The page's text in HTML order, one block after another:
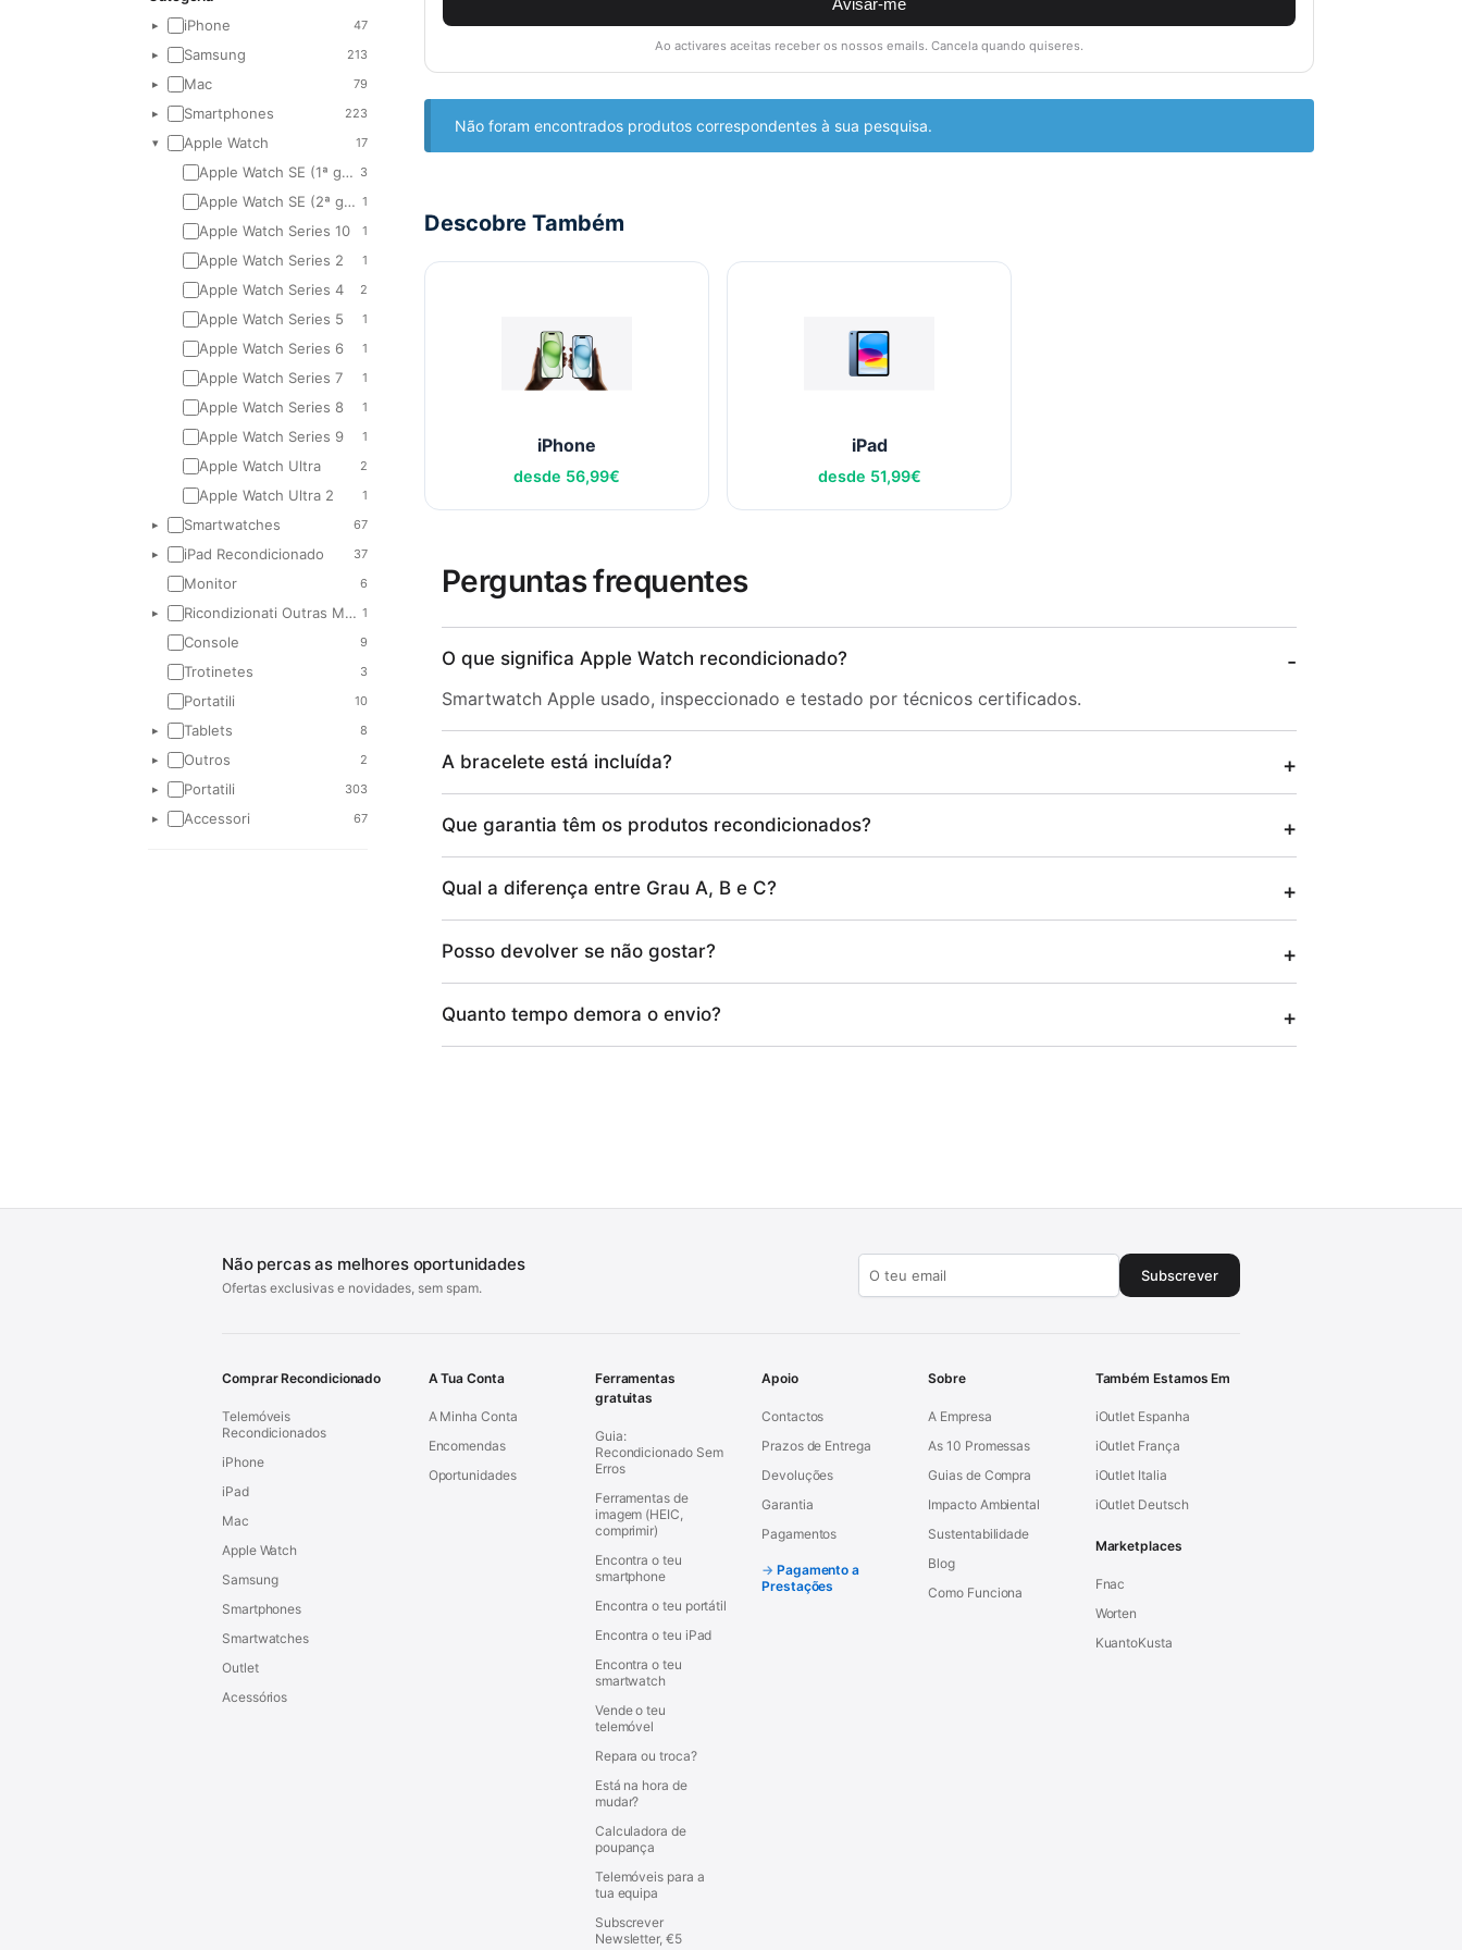
▸ iPhone 47
▸ Samsung 213
▸ Mac 79
▸ Smartphones 223
▾ Apple Watch 17
Apple Watch SE (1ª geração) 3
Apple Watch SE (2ª geração) 1
Apple Watch Series 10 1
Apple Watch Series 2 1
Apple Watch Series 4 2
Apple Watch Series 5 1
Apple Watch Series 6 1
Apple Watch Series 7 1
Apple Watch Series 8 1
Apple Watch Series 9 1
Apple Watch Ultra 2
Apple Watch Ultra 2 1
▸ Smartwatches 67
▸ iPad Recondicionado 37
Monitor 6
▸ Ricondizionati Outras Marcas 1
Console 9
Trotinetes 3
Portatili 10
▸ Tablets 8
▸ Outros 2
▸ Portatili 303
▸ Accessori 67
Ao activares aceitas receber os nossos emails. Cancela quando quiseres.
Não foram encontrados produtos correspondentes à sua pesquisa.
Descobre Também
iPhone
desde 56,99€
iPad
desde 51,99€
Perguntas frequentes
O que significa Apple Watch recondicionado?
Smartwatch Apple usado, inspeccionado e testado por técnicos certificados.
A bracelete está incluída?
Que garantia têm os produtos recondicionados?
Qual a diferença entre Grau A, B e C?
Posso devolver se não gostar?
Quanto tempo demora o envio?
Não percas as melhores oportunidades
Ofertas exclusivas e novidades, sem spam.
Subscrever
Comprar Recondicionado
Telemóveis
Recondicionados
iPhone
iPad
Mac
Apple Watch
Samsung
Smartphones
Smartwatches
Outlet
Acessórios
A Tua Conta
A Minha Conta
Encomendas
Oportunidades
Ferramentas
gratuitas
Guia:
Recondicionado Sem
Erros
Ferramentas de
imagem (HEIC,
comprimir)
Encontra o teu
smartphone
Encontra o teu portátil
Encontra o teu iPad
Encontra o teu
smartwatch
Vende o teu
telemóvel
Repara ou troca?
Está na hora de
mudar?
Calculadora de
poupança
Telemóveis para a
tua equipa
Subscrever
Newsletter, €5
Apoio
Contactos
Prazos de Entrega
Devoluções
Garantia
Pagamentos
Pagamento a
Prestações
Sobre
A Empresa
As 10 Promessas
Guias de Compra
Impacto Ambiental
Sustentabilidade
Blog
Como Funciona
Também Estamos Em
iOutlet Espanha
iOutlet França
iOutlet Italia
iOutlet Deutsch
Marketplaces
Fnac
Worten
KuantoKusta